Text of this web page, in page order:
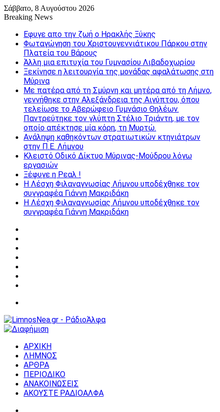
Σάββατο, 8 Αυγούστου 2026
Breaking News
Εφυγε απο την ζωή o Ηρακλής Ξύκης
Φωταγώγηση του Χριστουγεννιάτικου Πάρκου στην
Πλατεία του Βάρους
Άλλη μια επιτυχία του Γυμνασίου Λιβαδοχωρίου
Ξεκίνησε η λειτουργία της μονάδας αφαλάτωσης στη
Μύρινα
Με πατέρα από τη Σμύρνη και μητέρα από τη Λήμνο,
γεννήθηκε στην Αλεξάνδρεια της Αιγύπτου, όπου
τελείωσε το Αβερώφειο Γυμνάσιο Θηλέων.
Παντρεύτηκε τον γλύπτη Στέλιο Τριάντη, με τον
οποίο απέκτησε μία κόρη, τη Μυρτώ.
Ανάληψη καθηκόντων στρατιωτικών κτηνιάτρων
στην Π.Ε. Λήμνου
Κλειστό Οδικό Δίκτυο Μύρινας-Μούδρου λόγω
εργασιών
Ξέφυγε η Ρεαλ !
Η Λέσχη Φιλαναγνωσίας Λήμνου υποδέχθηκε τον
συγγραφέα Γιάννη Μακριδάκη
Η Λέσχη Φιλαναγνωσίας Λήμνου υποδέχθηκε τον
συγγραφέα Γιάννη Μακριδάκη
ΑΡΧΙΚΗ
ΛΗΜΝΟΣ
ΑΡΘΡΑ
ΠΕΡΙΟΔΙΚΟ
ΑΝΑΚΟΙΝΩΣΕΙΣ
ΑΚΟΥΣΤΕ ΡΑΔΙΟΑΛΦΑ